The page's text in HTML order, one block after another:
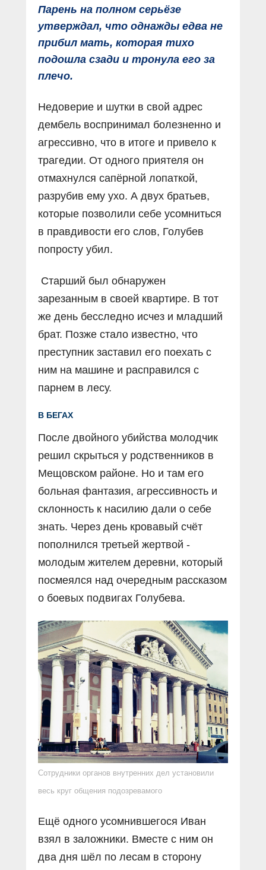
Парень на полном серьёзе
утверждал, что однажды едва не
прибил мать, которая тихо
подошла сзади и тронула его за
плечо.
Недоверие и шутки в свой адрес
дембель воспринимал болезненно и
агрессивно, что в итоге и привело к
трагедии. От одного приятеля он
отмахнулся сапёрной лопаткой,
разрубив ему ухо. А двух братьев,
которые позволили себе усомниться
в правдивости его слов, Голубев
попросту убил.
Старший был обнаружен
зарезанным в своей квартире. В тот
же день бесследно исчез и младший
брат. Позже стало известно, что
преступник заставил его поехать с
ним на машине и расправился с
парнем в лесу.
В БЕГАХ
После двойного убийства молодчик
решил скрыться у родственников в
Мещовском районе. Но и там его
больная фантазия, агрессивность и
склонность к насилию дали о себе
знать. Через день кровавый счёт
пополнился третьей жертвой -
молодым жителем деревни, который
посмеялся над очередным рассказом
о боевых подвигах Голубева.
Сотрудники органов внутренних дел установили
весь круг общения подозревамого
Ещё одного усомнившегося Иван
взял в заложники. Вместе с ним он
два дня шёл по лесам в сторону